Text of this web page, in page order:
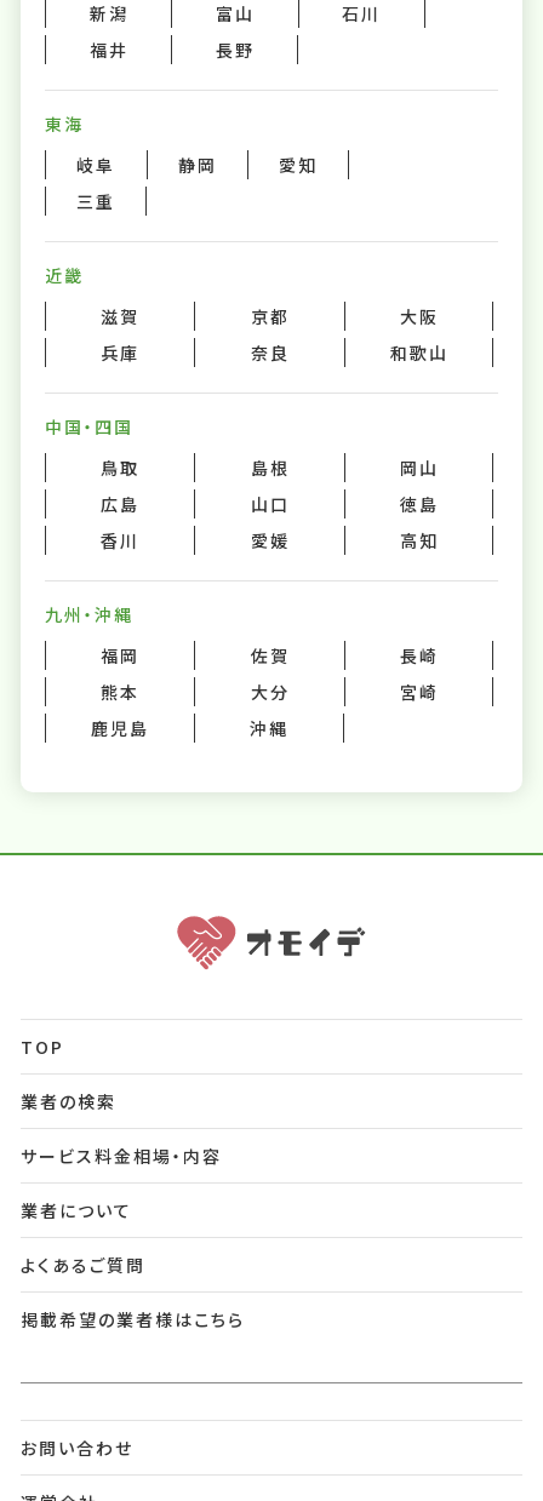
新潟
富山
石川
福井
長野
東海
岐阜
静岡
愛知
三重
近畿
滋賀
京都
大阪
兵庫
奈良 和歌山
中国・四国
鳥取
島根
岡山
広島
山口
徳島
香川
愛媛 高知
九州・沖縄
福岡
佐賀
長崎
熊本
大分
宮崎
鹿児島
沖縄
TOP
業者の検索
サービス料金相場・内容
業者について
よくあるご質問
掲載希望の業者様はこちら
お問い合わせ